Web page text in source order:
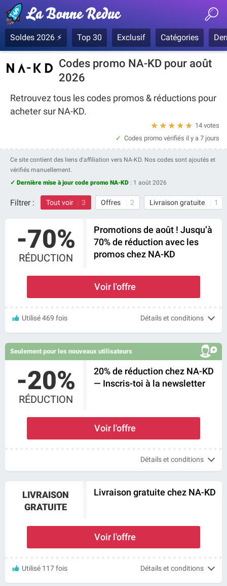
Soldes 2026 ⚡ Top 30 Exclusif Catégories
Codes promo NA-KD pour août
2026
Retrouvez tous les codes promos & réductions pour
acheter sur NA-KD.
14 votes
★
★
★
★
★
Codes promo vérifiés il y a 7 jours
Ce site contient des liens d'affiliation vers NA-KD. Nos codes sont ajoutés et
vérifiés manuellement.
✓ Dernière mise à jour code promo NA-KD : 1 août 2026
Filtrer : Tout voir 3 Offres 2 Livraison gratuite 1
-70%
RÉDUCTION
Promotions de août ! Jusqu’à
70% de réduction avec les
promos chez NA-KD
Voir l'offre
Utilisé 469 fois Détails et conditions
Seulement pour les nouveaux utilisateurs
-20%
RÉDUCTION
20% de réduction chez NA-KD
— Inscris-toi à la newsletter
Voir l'offre
Détails et conditions
LIVRAISON
GRATUITE
Livraison gratuite chez NA-KD
Voir l'offre
Utilisé 117 fois Détails et conditions